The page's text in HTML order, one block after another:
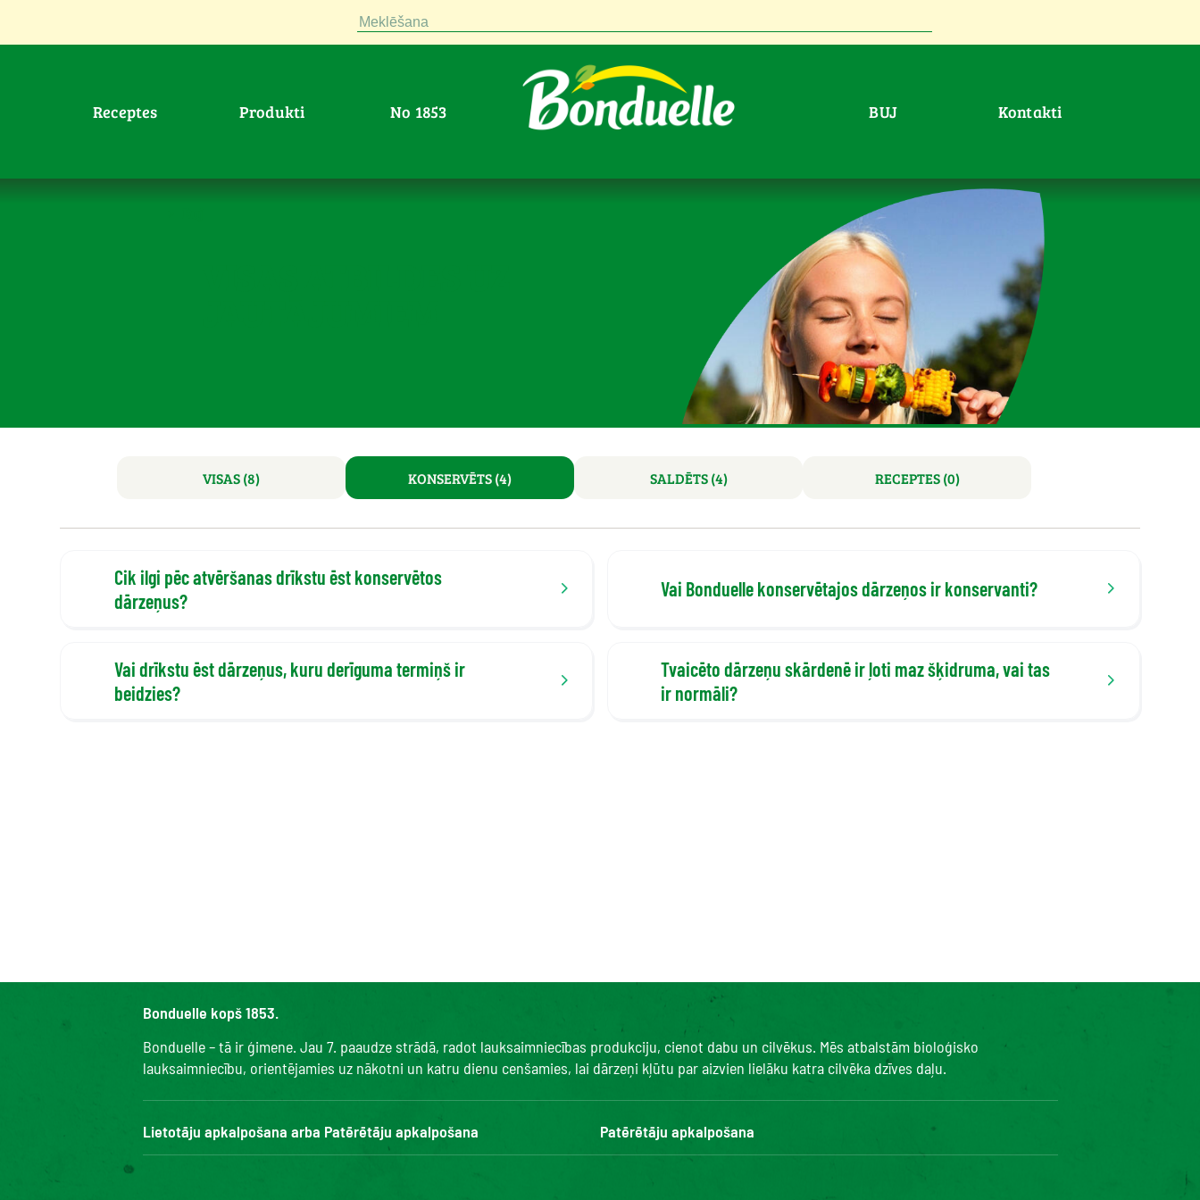
Meklēšana
Receptes Produkti No 1853 BUJ Kontakti
VISAS (8) KONSERVĒTS (4) SALDĒTS (4) RECEPTES (0)
Cik ilgi pēc atvēršanas drīkstu ēst konservētos
dārzeņus?
Vai Bonduelle konservētajos dārzeņos ir konservanti?
Vai drīkstu ēst dārzeņus, kuru derīguma termiņš ir
beidzies?
Tvaicēto dārzeņu skārdenē ir ļoti maz šķidruma, vai tas
ir normāli?
Bonduelle kopš 1853.
Bonduelle – tā ir ģimene. Jau 7. paaudze strādā, radot lauksaimniecības produkciju, cienot dabu un cilvēkus. Mēs atbalstām bioloģisko
lauksaimniecību, orientējamies uz nākotni un katru dienu cenšamies, lai dārzeņi kļūtu par aizvien lielāku katra cilvēka dzīves daļu.
Lietotāju apkalpošana arba Patērētāju apkalpošana
Patērētāju apkalpošana